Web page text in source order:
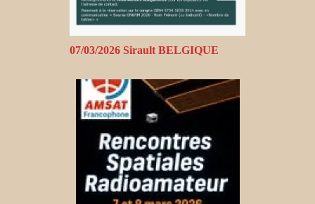
07/03/2026 Sirault BELGIQUE